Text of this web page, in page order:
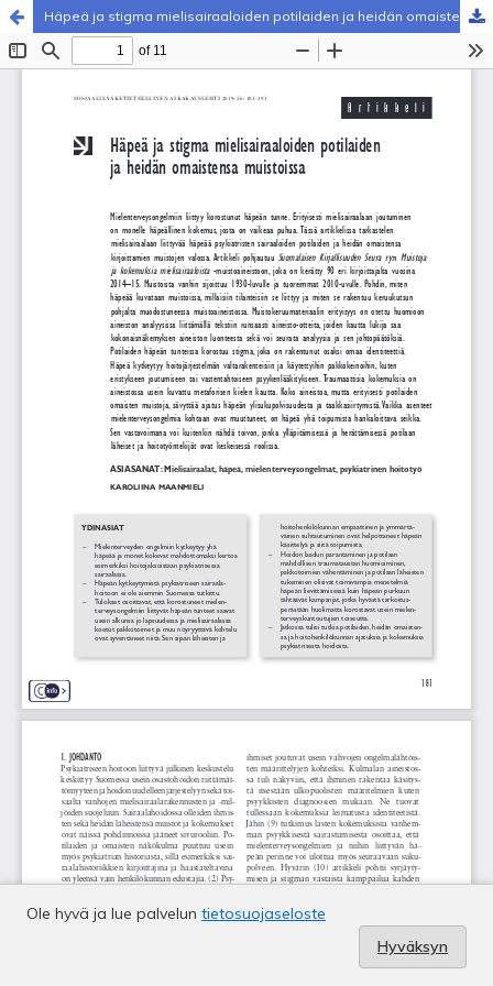
Häpeä ja stigma mielisairaaloiden potilaiden ja heidän omaistensa muistoissa
Ole hyvä ja lue palvelun tietosuojaseloste
Hyväksyn
Palvelua ylläpitääTieteellisten seurain valtuuskunta